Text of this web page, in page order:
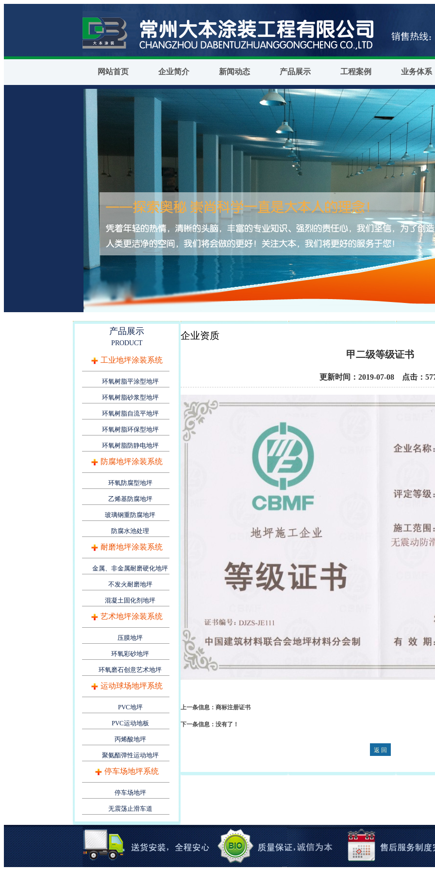
网站首页 企业简介 新闻动态 产品展示 工程案例 业务体系
产品展示
PRODUCT
工业地坪涂装系统
环氧树脂平涂型地坪
环氧树脂砂浆型地坪
环氧树脂自流平地坪
环氧树脂环保型地坪
环氧树脂防静电地坪
防腐地坪涂装系统
环氧防腐型地坪
乙烯基防腐地坪
玻璃钢重防腐地坪
防腐水池处理
耐磨地坪涂装系统
金属、非金属耐磨硬化地坪
不发火耐磨地坪
混凝土固化剂地坪
艺术地坪涂装系统
压膜地坪
环氧彩砂地坪
环氧磨石创意艺术地坪
运动球场地坪系统
PVC地坪
PVC运动地板
丙烯酸地坪
聚氨酯弹性运动地坪
停车场地坪系统
停车场地坪
无震荡止滑车道
企业资质
甲二级等级证书
更新时间：2019-07-08 点击：
上一条信息： 商标注册证书
下一条信息：没有了！